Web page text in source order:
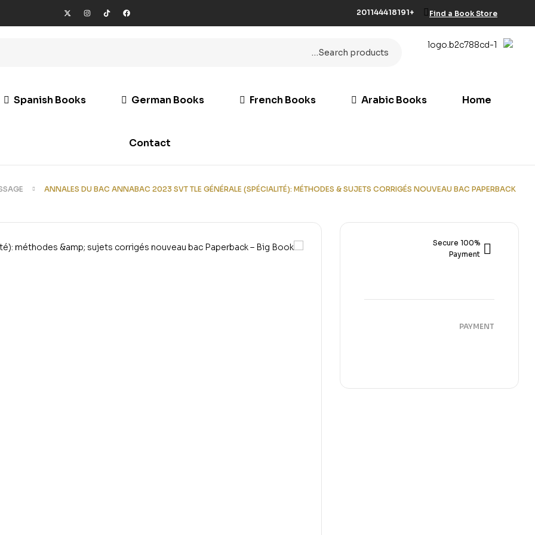
Find a Book Store
+201144418191
Home
Arabic Books
French Books
German Books
Spanish Books
Contact
ANNALES DU BAC ANNABAC 2023 SVT TLE GÉNÉRALE (SPÉCIALITÉ): MÉTHODES & SUJETS CORRIGÉS NOUVEAU BAC PAPERBACK
100% Secure
Payment
PAYMENT